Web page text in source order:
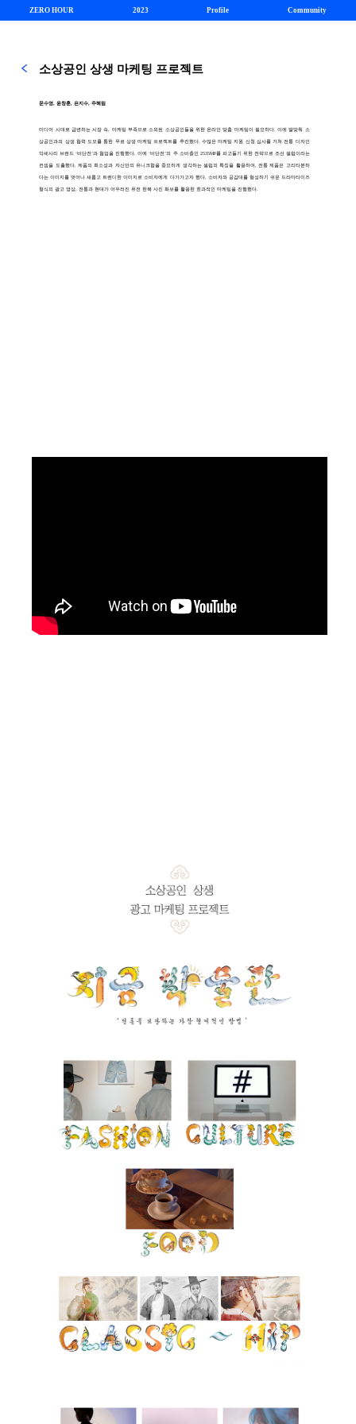
ZERO HOUR 2023 Profile Community
소상공인 상생 마케팅 프로젝트
문수영, 윤창훈, 은지수, 주혜림
미디어 시대로 급변하는 시장 속, 마케팅 부족으로 소외된 소상공인들을 위한 온라인 맞춤 마케팅이 필요하다. 이에 발맞춰 소
상공인과의 상생 협력 도모를 통한 무료 상생 마케팅 프로젝트를 추진했다. 수많은 마케팅 지원 신청 심사를 거쳐 전통 디자인
악세사리 브랜드 ‘비단전’과 협업을 진행했다. 이에 ‘비단전’의 주 소비층인 2535MF를 파고들기 위한 전략으로 조선 셀럽이라는
컨셉을 도출했다. 제품의 희소성과 자신만의 유니크함을 중요하게 생각하는 셀럽의 특징을 활용하여, 전통 제품은 고리타분하
다는 이미지를 벗어나 새롭고 트렌디한 이미지로 소비자에게 다가가고자 했다. 소비자와 공감대를 형성하기 쉬운 드라마타이즈
형식의 광고 영상, 전통과 현대가 어우러진 퓨전 한복 사진 화보를 활용한 효과적인 마케팅을 진행했다.